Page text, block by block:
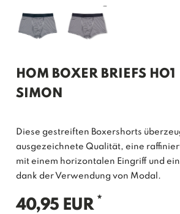
HOM BOXER BRIEFS HO1
SIMON
Diese gestreiften Boxershorts
ausgezeichnete Qualität, eine
mit einem horizontalen Eingriff und
dank der Verwendung von Modal.
40,95 EUR *